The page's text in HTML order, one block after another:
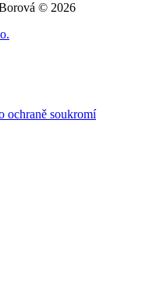
© 2026
ochraně soukromí